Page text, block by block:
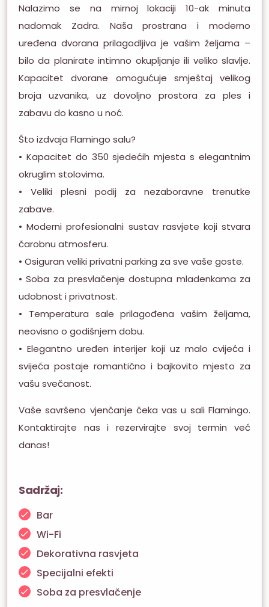
Nalazimo se na mirnoj lokaciji 10-ak minuta
nadomak Zadra. Naša prostrana i moderno
uređena dvorana prilagodljiva je vašim željama –
bilo da planirate intimno okupljanje ili veliko slavlje.
Kapacitet dvorane omogućuje smještaj velikog
broja uzvanika, uz dovoljno prostora za ples i
zabavu do kasno u noć.
Što izdvaja Flamingo salu?
• Kapacitet do 350 sjedećih mjesta s elegantnim
okruglim stolovima.
• Veliki plesni podij za nezaboravne trenutke
zabave.
• Moderni profesionalni sustav rasvjete koji stvara
čarobnu atmosferu.
• Osiguran veliki privatni parking za sve vaše goste.
• Soba za presvlačenje dostupna mladenkama za
udobnost i privatnost.
• Temperatura sale prilagođena vašim željama,
neovisno o godišnjem dobu.
• Elegantno uređen interijer koji uz malo cvijeća i
svijeća postaje romantično i bajkovito mjesto za
vašu svečanost.
Vaše savršeno vjenčanje čeka vas u sali Flamingo.
Kontaktirajte nas i rezervirajte svoj termin već
danas!
Sadržaj:
Bar
Wi-Fi
Dekorativna rasvjeta
Specijalni efekti
Soba za presvlačenje